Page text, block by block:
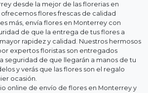
desde la mejor de las florerias en
flores frescas de calidad
más, envía flores en Monterrey con
de que la entrega de tus flores a
rapidez y calidad. Nuestros hermosos
expertos floristas son entregados
seguridad de que llegarán a manos de tu
y verás que las flores son el regalo
ocasión.
online de envío de flores en Monterrey y